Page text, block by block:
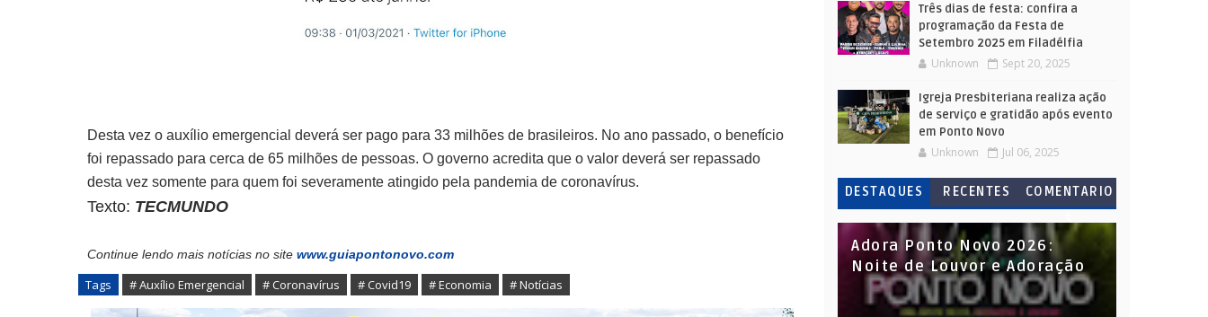
Desta vez o auxílio emergencial deverá ser pago para 33 milhões de brasileiros. No ano passado, o benefício
foi repassado para cerca de 65 milhões de pessoas. O governo acredita que o valor deverá ser repassado
desta vez somente para quem foi severamente atingido pela pandemia de coronavírus.
Texto: TECMUNDO
Continue lendo mais notícias no site www.guiapontonovo.com
Tags # Auxílio Emergencial # Coronavírus # Covid19 # Economia # Notícias
Três dias de festa: confira a
programação da Festa de
Setembro 2025 em Filadélfia
Unknown Sept 20, 2025
Igreja Presbiteriana realiza ação
de serviço e gratidão após evento
em Ponto Novo
Unknown Jul 06, 2025
DESTAQUES RECENTES
COMENTARIO
S
Adora Ponto Novo 2026:
Noite de Louvor e Adoração